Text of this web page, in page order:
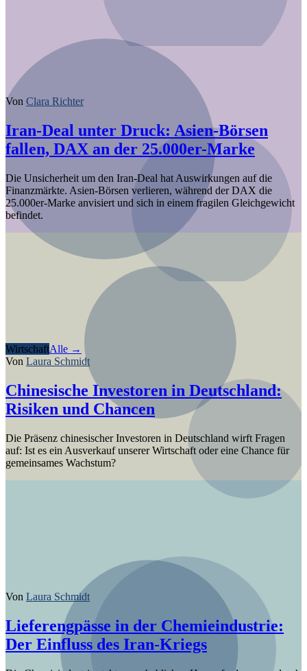
Von Clara Richter
Iran-Deal unter Druck: Asien-Börsen
fallen, DAX an der 25.000er-Marke
Die Unsicherheit um den Iran-Deal hat Auswirkungen auf die
Finanzmärkte. Asien-Börsen verlieren, während der DAX die
25.000er-Marke anvisiert und sich in einem fragilen Gleichgewicht
befindet.
WirtschaftAlle →
Von Laura Schmidt
Chinesische Investoren in Deutschland:
Risiken und Chancen
Die Präsenz chinesischer Investoren in Deutschland wirft Fragen
auf: Ist es ein Ausverkauf unserer Wirtschaft oder eine Chance für
gemeinsames Wachstum?
Von Laura Schmidt
Lieferengpässe in der Chemieindustrie:
Der Einfluss des Iran-Kriegs